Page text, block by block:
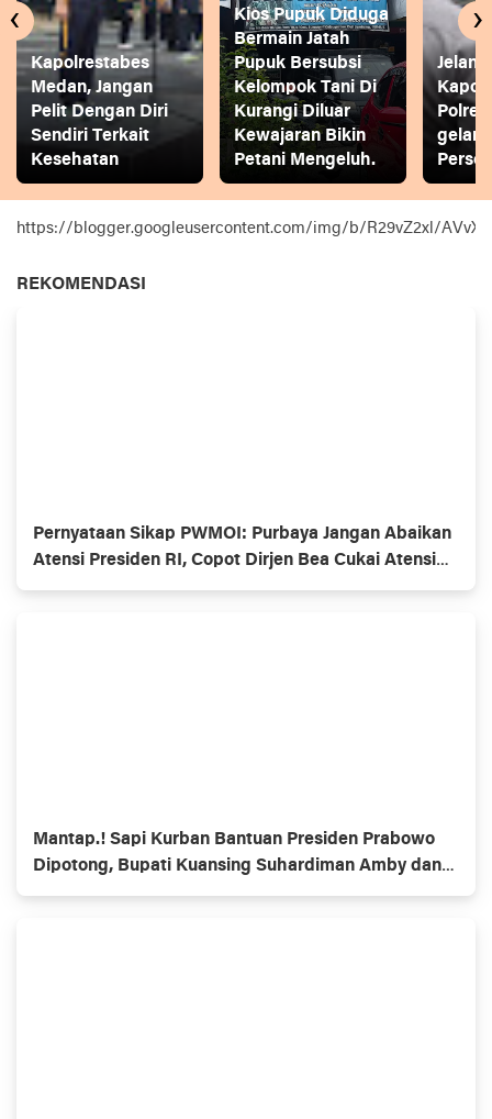
Kapolrestabes
Medan, Jangan
Pelit Dengan Diri
Sendiri Terkait
Kesehatan
Kios Pupuk Diduga
Bermain Jatah
Pupuk Bersubsi
Kelompok Tani Di
Kurangi Diluar
Kewajaran Bikin
Petani Mengeluh.
gelar
‹ ›
https://blogger.googleusercontent.com/img/b/R29vZ2xl/
REKOMENDASI
Pernyataan Sikap PWMOI: Purbaya Jangan Abaikan
Atensi Presiden RI, Copot Dirjen Bea Cukai Atensi
Presiden Prabowo
Mantap.! Sapi Kurban Bantuan Presiden Prabowo
Dipotong, Bupati Kuansing Suhardiman Amby dan
Masyarakat Ucapan Terimakasih